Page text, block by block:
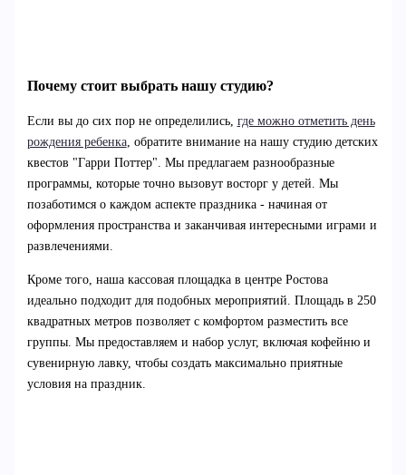
Почему стоит выбрать нашу студию?
Если вы до сих пор не определились, где можно отметить день
рождения ребенка, обратите внимание на нашу студию детских
квестов "Гарри Поттер". Мы предлагаем разнообразные
программы, которые точно вызовут восторг у детей. Мы
позаботимся о каждом аспекте праздника - начиная от
оформления пространства и заканчивая интересными играми и
развлечениями.
Кроме того, наша кассовая площадка в центре Ростова
идеально подходит для подобных мероприятий. Площадь в 250
квадратных метров позволяет с комфортом разместить все
группы. Мы предоставляем и набор услуг, включая кофейню и
сувенирную лавку, чтобы создать максимально приятные
условия на праздник.